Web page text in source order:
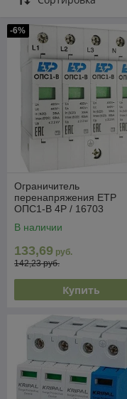
-6%
Ограничитель
перенапряжения ETP
ОПС1-B 4P / 16703
В наличии
133,69 руб.
142,23 руб.
Купить